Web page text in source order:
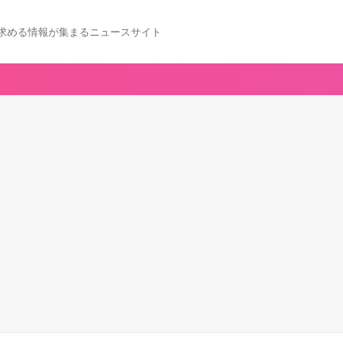
める情報が集まるニュースサイト